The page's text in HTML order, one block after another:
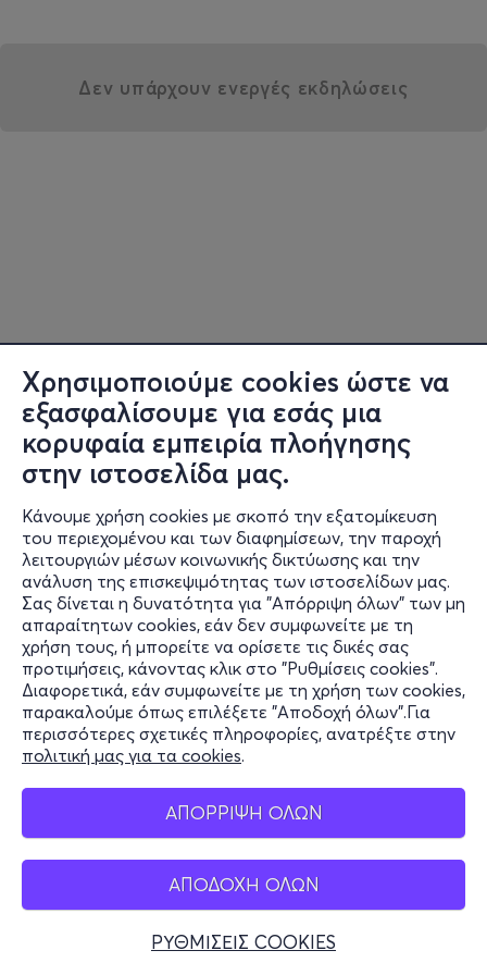
Χρησιμοποιούμε cookies ώστε να
εξασφαλίσουμε για εσάς μια
κορυφαία εμπειρία πλοήγησης
στην ιστοσελίδα μας.
Κάνουμε χρήση cookies με σκοπό την εξατομίκευση
του περιεχομένου και των διαφημίσεων, την παροχή
λειτουργιών μέσων κοινωνικής δικτύωσης και την
ανάλυση της επισκεψιμότητας των ιστοσελίδων μας.
Σας δίνεται η δυνατότητα για "Απόρριψη όλων" των μη
απαραίτητων cookies, εάν δεν συμφωνείτε με τη
χρήση τους, ή μπορείτε να ορίσετε τις δικές σας
προτιμήσεις, κάνοντας κλικ στο "Ρυθμίσεις cookies".
Διαφορετικά, εάν συμφωνείτε με τη χρήση των cookies,
παρακαλούμε όπως επιλέξετε "Αποδοχή όλων".Για
περισσότερες σχετικές πληροφορίες, ανατρέξτε στην
πολιτική μας για τα cookies.
ΑΠΟΡΡΙΨΗ ΟΛΩΝ
ΑΠΟΔΟΧΗ ΟΛΩΝ
ΡΥΘΜΙΣΕΙΣ COOKIES
Δεν υπάρχουν ενεργές εκδηλώσεις